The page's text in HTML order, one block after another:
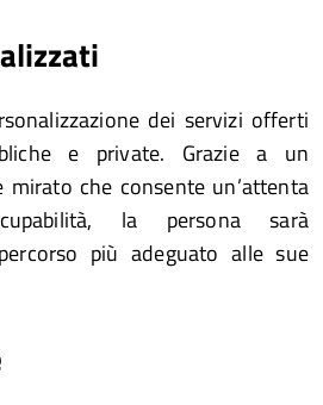
dei servizi offerti
e private. Grazie a un
che consente un’attenta
la persona sarà
più adeguato alle sue